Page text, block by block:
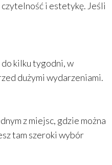
i estetykę. Jeśli
do kilku tygodni, w
dużymi wydarzeniami.
z miejsc, gdzie można
tam szeroki wybór